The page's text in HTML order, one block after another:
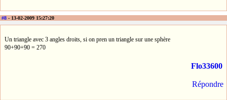
#8 - 13-02-2009 15:27:20
Un triangle avec 3 angles droits, si on pren un triangle sur une sphère
90+90+90 = 270
Flo33600
Répondre